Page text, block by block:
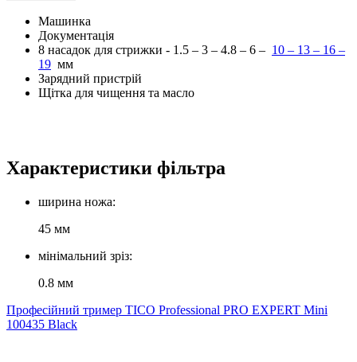
Машинка
Документація
8 насадок для стрижки - 1.5 – 3 – 4.8 – 6 – 10 – 13 – 16 –
19 мм
Зарядний пристрій
Щітка для чищення та масло
Характеристики фільтра
ширина ножа:
45 мм
мінімальний зріз:
0.8 мм
Професійний тример TICO Professional PRO EXPERT Mini
100435 Black